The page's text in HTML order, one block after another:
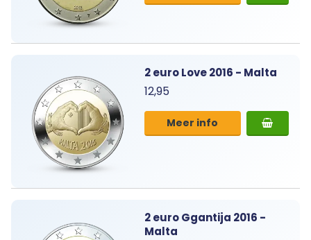
2 euro Love 2016 - Malta
12,95
Meer info
2 euro Ggantija 2016 -
Malta